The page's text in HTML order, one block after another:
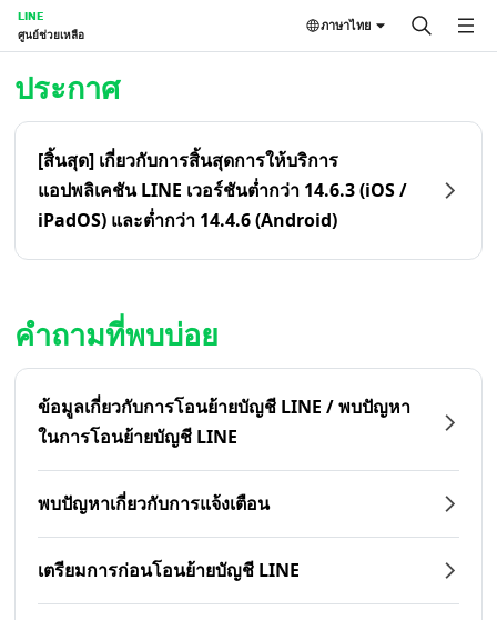
LINE
ศูนย์ช่วยเหลือ
ภาษาไทย
ประกาศ
[สิ้นสุด] เกี่ยวกับการสิ้นสุดการให้บริการ
แอปพลิเคชัน LINE เวอร์ชันต่ำกว่า 14.6.3 (iOS /
iPadOS) และต่ำกว่า 14.4.6 (Android)
คำถามที่พบบ่อย
ข้อมูลเกี่ยวกับการโอนย้ายบัญชี LINE / พบปัญหา
ในการโอนย้ายบัญชี LINE
พบปัญหาเกี่ยวกับการแจ้งเตือน
เตรียมการก่อนโอนย้ายบัญชี LINE